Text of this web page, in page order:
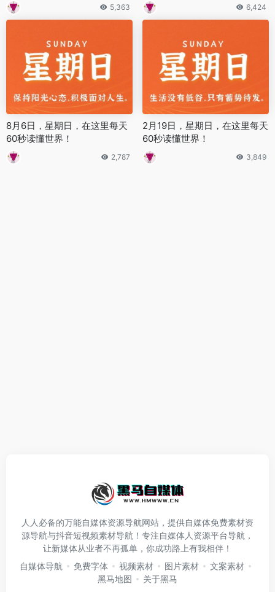
5,363 6,424
8月6日，星期日，在这里每天
60秒读懂世界！
2,787
2月19日，星期日，在这里每天
60秒读懂世界！
3,849
人人必备的万能自媒体资源导航网站，提供自媒体免费素材资
源导航与抖音短视频素材导航！专注自媒体人资源平台导航，
让新媒体从业者不再孤单，你成功路上有我相伴！
自媒体导航
免费字体 视频素材 图片素材
文案素材
黑马地图
关于黑马